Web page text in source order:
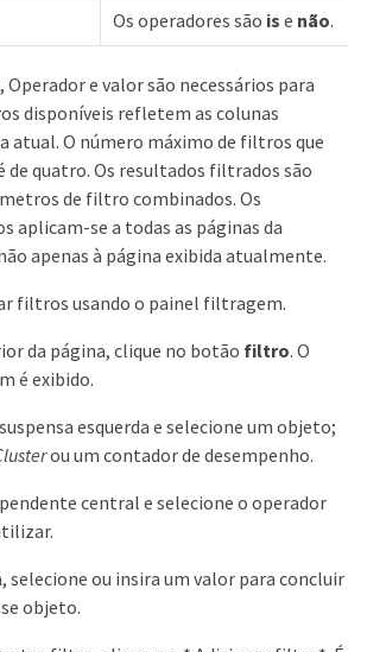
Os operadores são is e não.
Operador e valor são necessários para
disponíveis refletem as colunas
atual. O número máximo de filtros que
de quatro. Os resultados filtrados são
de filtro combinados. Os
aplicam-se a todas as páginas da
apenas à página exibida atualmente.
filtros usando o painel filtragem.
da página, clique no botão filtro. O
é exibido.
esquerda e selecione um objeto;
ou um contador de desempenho.
central e selecione o operador
selecione ou insira um valor para concluir
objeto.